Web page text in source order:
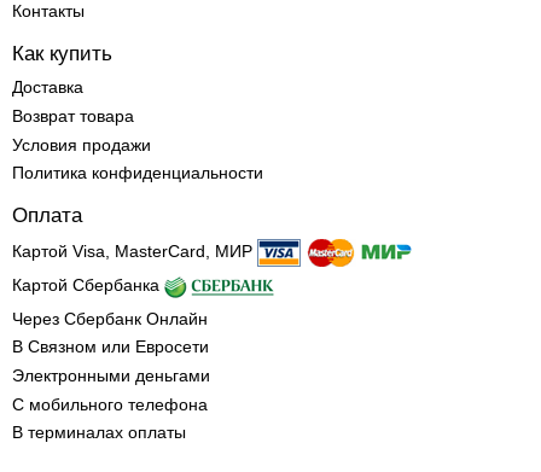
Контакты
Как купить
Доставка
Возврат товара
Условия продажи
Политика конфиденциальности
Оплата
Картой Visa, MasterCard, МИР
Картой Сбербанка
Через Сбербанк Онлайн
В Связном или Евросети
Электронными деньгами
С мобильного телефона
В терминалах оплаты